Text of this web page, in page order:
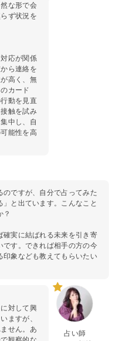
な形で会
ず状況を
応が関係
ら連絡を
高く、無
カード
動を見直
触を試み
中し、自
能性を高
のですが、自分で占ってみた
」と出ています。こんなこと
？
確実に結ばれる未来を引き寄
です。できれば相手の方の今
印象なども教えてもらいたい
占い師
対して興
ますが、
せん。あ